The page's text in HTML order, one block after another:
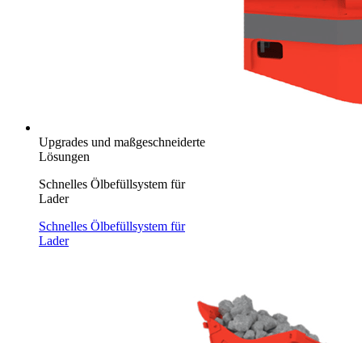
Upgrades und maßgeschneiderte
Lösungen
Schnelles Ölbefüllsystem für
Lader
Schnelles Ölbefüllsystem für
Lader